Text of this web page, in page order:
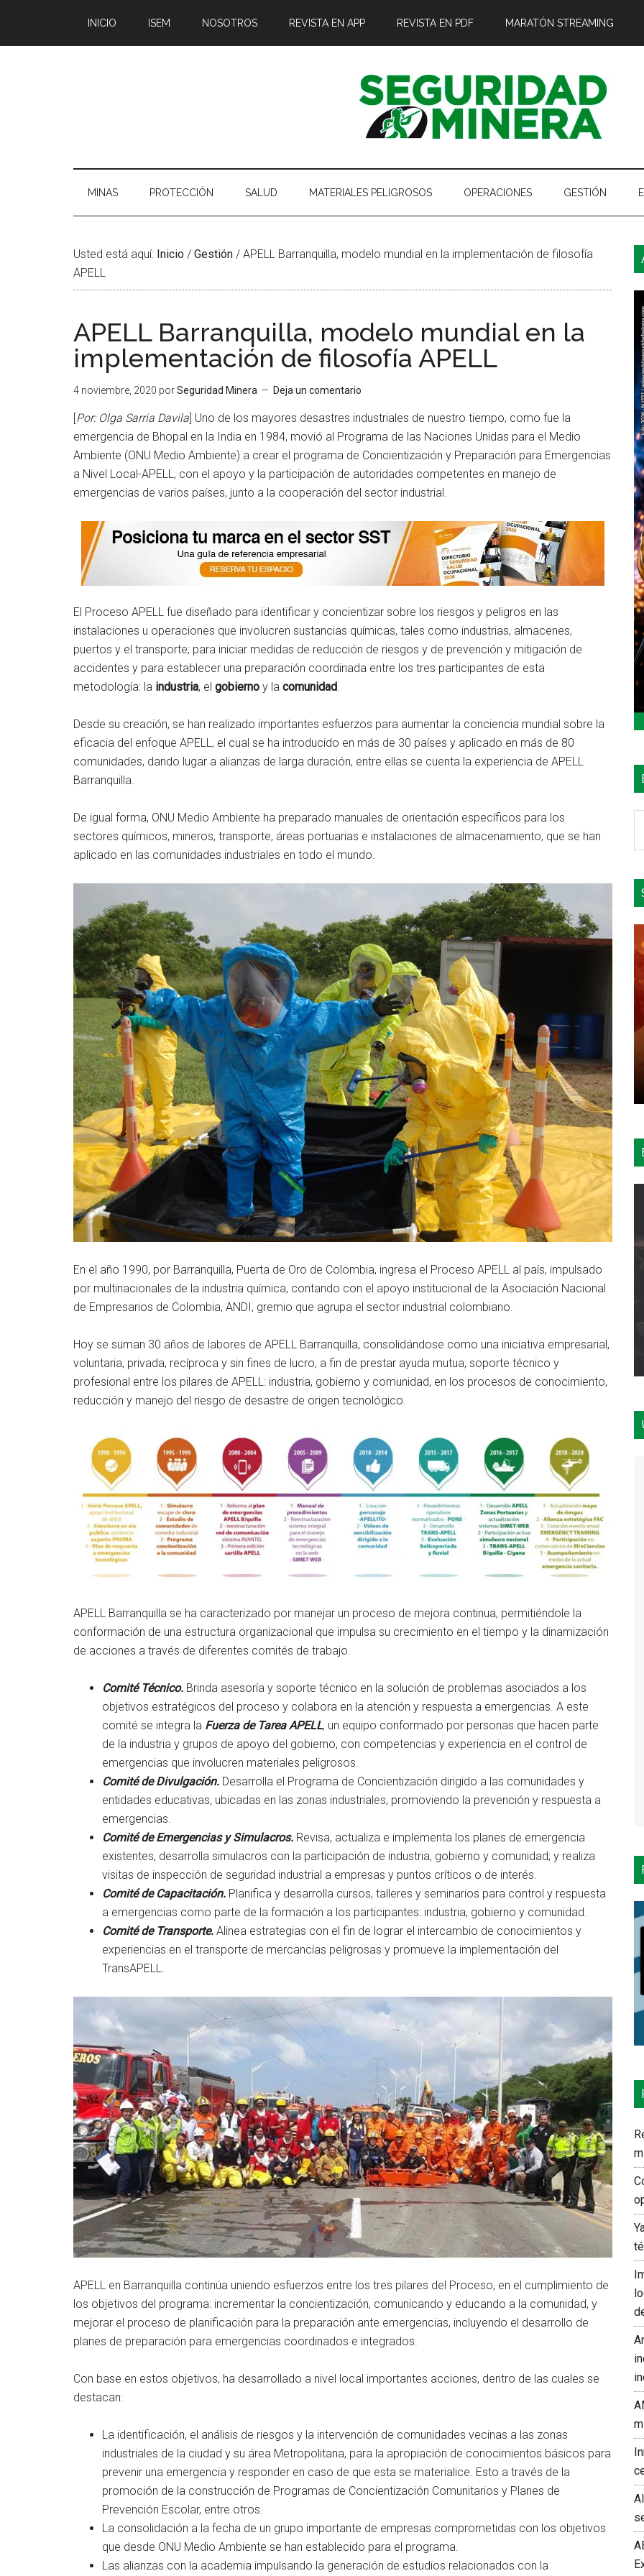
contenido
secondary
la
pie
INICIO ISEM NOSOTROS REVISTA EN APP REVISTA EN PDF MARATÓN STREAMING
MINAS PROTECCIÓN SALUD MATERIALES PELIGROSOS OPERACIONES GESTIÓN
Usted está aquí: Inicio / Gestión / APELL Barranquilla, modelo mundial en la implementación de filosofía
APELL
APELL Barranquilla, modelo mundial en la
implementación de filosofía APELL
4 noviembre, 2020 porSeguridad Minera Deja un comentario
[Por: Olga Sarria Davila] Uno de los mayores desastres industriales de nuestro tiempo, como fue la
emergencia de Bhopal en la India en 1984, movió al Programa de las Naciones Unidas para el Medio
Ambiente (ONU Medio Ambiente) a crear el programa de Concientización y Preparación para Emergencias
a Nivel Local-APELL, con el apoyo y la participación de autoridades competentes en manejo de
emergencias de varios países, junto a la cooperación del sector industrial.
El Proceso APELL fue diseñado para identificar y concientizar sobre los riesgos y peligros en las
instalaciones u operaciones que involucren sustancias químicas, tales como industrias, almacenes,
puertos y el transporte; para iniciar medidas de reducción de riesgos y de prevención y mitigación de
accidentes y para establecer una preparación coordinada entre los tres participantes de esta
metodología: la industria, el gobierno y la comunidad.
Desde su creación, se han realizado importantes esfuerzos para aumentar la conciencia mundial sobre la
eficacia del enfoque APELL, el cual se ha introducido en más de 30 países y aplicado en más de 80
comunidades, dando lugar a alianzas de larga duración, entre ellas se cuenta la experiencia de APELL
Barranquilla.
De igual forma, ONU Medio Ambiente ha preparado manuales de orientación específicos para los
sectores químicos, mineros, transporte, áreas portuarias e instalaciones de almacenamiento, que se han
aplicado en las comunidades industriales en todo el mundo.
En el año 1990, por Barranquilla, Puerta de Oro de Colombia, ingresa el Proceso APELL al país, impulsado
por multinacionales de la industria química, contando con el apoyo institucional de la Asociación Nacional
de Empresarios de Colombia, ANDI, gremio que agrupa el sector industrial colombiano.
Hoy se suman 30 años de labores de APELL Barranquilla, consolidándose como una iniciativa empresarial,
voluntaria, privada, recíproca y sin fines de lucro, a fin de prestar ayuda mutua, soporte técnico y
profesional entre los pilares de APELL: industria, gobierno y comunidad, en los procesos de conocimiento,
reducción y manejo del riesgo de desastre de origen tecnológico.
APELL Barranquilla se ha caracterizado por manejar un proceso de mejora continua, permitiéndole la
conformación de una estructura organizacional que impulsa su crecimiento en el tiempo y la dinamización
de acciones a través de diferentes comités de trabajo.
Comité Técnico. Brinda asesoría y soporte técnico en la solución de problemas asociados a los
objetivos estratégicos del proceso y colabora en la atención y respuesta a emergencias. A este
comité se integra la Fuerza de Tarea APELL, un equipo conformado por personas que hacen parte
de la industria y grupos de apoyo del gobierno, con competencias y experiencia en el control de
emergencias que involucren materiales peligrosos.
Comité de Divulgación. Desarrolla el Programa de Concientización dirigido a las comunidades y
entidades educativas, ubicadas en las zonas industriales, promoviendo la prevención y respuesta a
emergencias.
Comité de Emergencias y Simulacros. Revisa, actualiza e implementa los planes de emergencia
existentes, desarrolla simulacros con la participación de industria, gobierno y comunidad; y realiza
visitas de inspección de seguridad industrial a empresas y puntos críticos o de interés.
Comité de Capacitación. Planifica y desarrolla cursos, talleres y seminarios para control y respuesta
a emergencias como parte de la formación a los participantes: industria, gobierno y comunidad.
Comité de Transporte. Alinea estrategias con el fin de lograr el intercambio de conocimientos y
experiencias en el transporte de mercancías peligrosas y promueve la implementación del
TransAPELL.
APELL en Barranquilla continúa uniendo esfuerzos entre los tres pilares del Proceso, en el cumplimiento de
los objetivos del programa: incrementar la concientización, comunicando y educando a la comunidad, y
mejorar el proceso de planificación para la preparación ante emergencias, incluyendo el desarrollo de
planes de preparación para emergencias coordinados e integrados.
Con base en estos objetivos, ha desarrollado a nivel local importantes acciones, dentro de las cuales se
destacan:
La identificación, el análisis de riesgos y la intervención de comunidades vecinas a las zonas
industriales de la ciudad y su área Metropolitana, para la apropiación de conocimientos básicos para
prevenir una emergencia y responder en caso de que esta se materialice. Esto a través de la
promoción de la construcción de Programas de Concientización Comunitarios y Planes de
Prevención Escolar, entre otros.
La consolidación a la fecha de un grupo importante de empresas comprometidas con los objetivos
que desde ONU Medio Ambiente se han establecido para el programa.
Las alianzas con la academia impulsando la generación de estudios relacionados con la